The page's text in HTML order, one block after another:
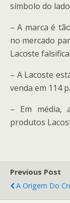
símbolo do
– A marca é
no mercado
Lacoste
– A Lacoste
venda em 114
– Em média,
produtos
Previous Post
A Origem Do